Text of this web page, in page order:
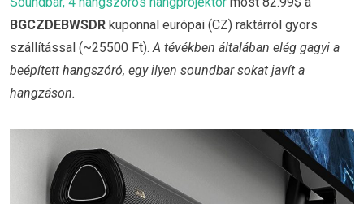
BGCZDEBWSDR kuponnal európai (CZ) raktárról gyors
szállítással (~25500 Ft).A tévékben általában elég gagyi a
beépített hangszóró, egy ilyen soundbar sokat javít a
hangzáson.